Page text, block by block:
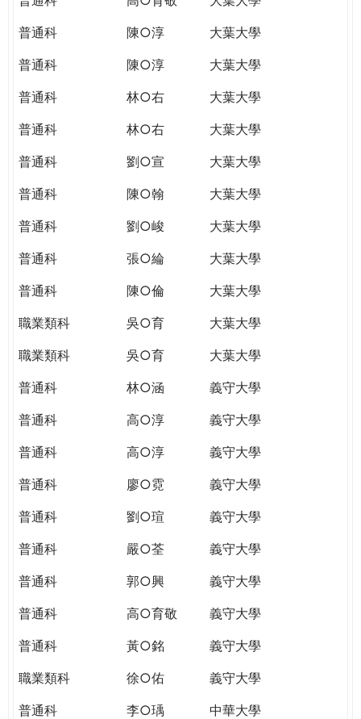
普通科
陳○淳
大葉大學
普通科
陳○淳
大葉大學
普通科
林○右
大葉大學
普通科
林○右
大葉大學
普通科
劉○宣
大葉大學
普通科
陳○翰
大葉大學
普通科
劉○峻
大葉大學
普通科
張○綸
大葉大學
普通科
陳○倫
大葉大學
職業類科
吳○育
大葉大學
職業類科
吳○育
大葉大學
普通科
林○涵
義守大學
普通科
高○淳
義守大學
普通科
高○淳
義守大學
普通科
廖○霓
義守大學
普通科
劉○瑄
義守大學
普通科
嚴○荃
義守大學
普通科
郭○興
義守大學
普通科
高○育敬
義守大學
普通科
黃○銘
義守大學
職業類科
徐○佑
義守大學
普通科
李○瑀
中華大學